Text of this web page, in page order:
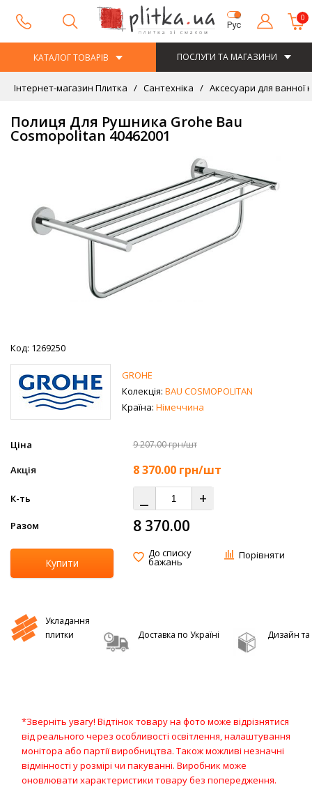
Рус
0
КАТАЛОГ ТОВАРІВ ПОСЛУГИ ТА МАГАЗИНИ
Інтернет-магазин Плитка Сантехніка Аксесуари для ванної
Полиця Для Рушника Grohe Bau
Cosmopolitan 40462001
Код: 1269250
GROHE
Колекція: BAU COSMOPOLITAN
Країна: Німеччина
Ціна 9 207.00 грн/шт
Акція 8 370.00грн/шт
К-ть +
Разом 8 370.00
Купити
До списку
бажань
Порівняти
Укладання
плитки
Доставка по Україні Дизайн та
*Зверніть увагу! Відтінок товару на фото може відрізнятися
від реального через особливості освітлення, налаштування
монітора або партії виробництва. Також можливі незначні
відмінності у розмірі чи пакуванні. Виробник може
оновлювати характеристики товару без попередження.